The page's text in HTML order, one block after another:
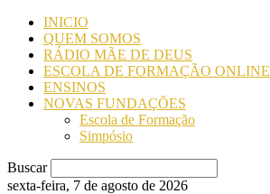
INICIO
QUEM SOMOS
RÁDIO MÃE DE DEUS
ESCOLA DE FORMAÇÃO ONLINE
ENSINOS
NOVAS FUNDAÇÕES
Escola de Formação
Simpósio
Buscar
sexta-feira, 7 de agosto de 2026